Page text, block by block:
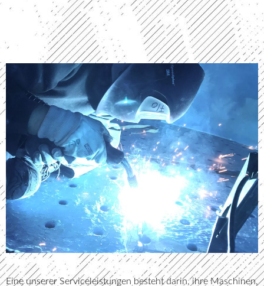
Eine unserer Serviceleistungen besteht darin, ihre Maschinen,